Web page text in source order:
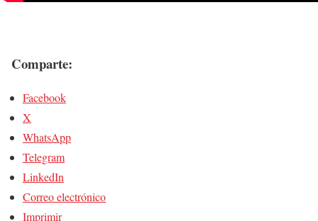
Comparte:
Facebook
X
WhatsApp
Telegram
LinkedIn
Correo electrónico
Imprimir